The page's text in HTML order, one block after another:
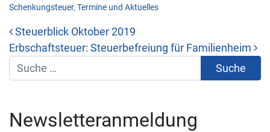
Schenkungsteuer, Termine und Aktuelles
Beitrags-Navigation
Steuerblick Oktober 2019
Erbschaftsteuer: Steuerbefreiung für Familienheim
Suche
Newsletteranmeldung